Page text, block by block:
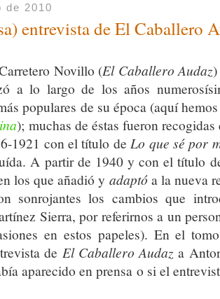
de 2010
entrevista de El Caballero
Novillo (El Caballero Audaz
a lo largo de los años
populares de su época (aquí
); muchas de éstas fueron
1921 con el título deLo que sé por
A partir de 1940 y con el título
los que añadió y adaptóa la nueva
sonrojantes los cambios que
Sierra, por referirnos a un
en estos papeles). En el
de El Caballero Audaz a
aparecido en prensa o si el